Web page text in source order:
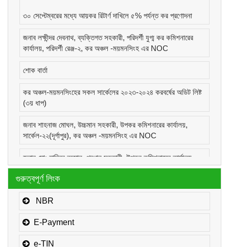
৩০ সেপ্টেম্বরের মধ্যে আয়কর রিটার্ণ দাখিলে ৫% পর্যন্ত কর প্রণোদনা
জনাব লক্ষীন্দর দেবনাথ, ব্যক্তিগত সহকারী, পরিদর্শী যুগ্ম কর কমিশনারের
কার্যালয়, পরিদর্শী রেঞ্জ-২, কর অঞ্চল -ময়মনসিংহ এর NOC
শোক বার্তা
কর অঞ্চল-ময়মনসিংহের সকল সার্কেলের ২০২৩-২০২৪ করবর্ষের অডিট লিষ্ট
(৩য় ধাপ)
জনাব শাহনাজ মোঘল, উচ্চমান সহকারী, উপকর কমিশনারের কার্যালয়,
সার্কেল-২২(দূর্গাপুর), কর অঞ্চল -ময়মনসিংহ এর NOC
জনাব মোঃ হাবিবুর রহমান, প্রধান সহকারী, উপকর কমিশনারের কার্যালয়,
সার্কেল-১(কোম্পানীজ), কর অঞ্চল -ময়মনসিংহ এর NOC
জনাব মোঃ মোরাদুজ্জামান, সাঁট মুদ্রাক্ষরিক কাম-কম্পিউটার অপারেটর, উপকর
কমিশনারের কার্যালয়, সার্কেল-১(কোম্পানীজ), কর অঞ্চল -ময়মনসিংহ এর
গুরুত্বপূর্ণ লিংক
NBR
E-Payment
e-TIN